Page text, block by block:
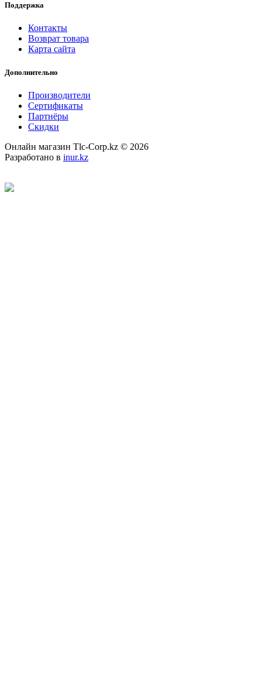
Поддержка
Контакты
Возврат товара
Карта сайта
Дополнительно
Производители
Сертификаты
Партнёры
Скидки
Онлайн магазин Tlc-Corp.kz © 2026
Разработано в inur.kz